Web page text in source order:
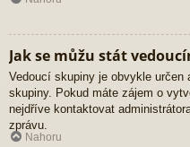
Jak se můžu stát
Vedoucí skupiny je obvykle určen
skupiny. Pokud máte zájem o
nejdříve kontaktovat
zprávu.
Nahoru